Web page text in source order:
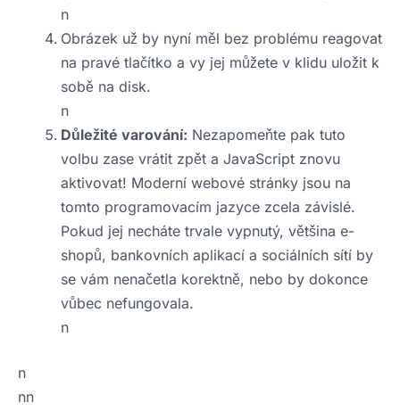
n
Obrázek už by nyní měl bez problému reagovat
na pravé tlačítko a vy jej můžete v klidu uložit k
sobě na disk.
n
Důležité varování: Nezapomeňte pak tuto
volbu zase vrátit zpět a JavaScript znovu
aktivovat! Moderní webové stránky jsou na
tomto programovacím jazyce zcela závislé.
Pokud jej necháte trvale vypnutý, většina e-
shopů, bankovních aplikací a sociálních sítí by
se vám nenačetla korektně, nebo by dokonce
vůbec nefungovala.
n
n
nn